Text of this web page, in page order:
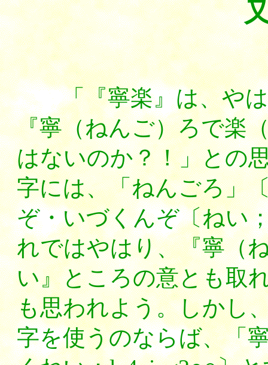
「『寧楽』は、やは
『寧（ねんご）ろで楽
はないのか？！」との
字には、「ねんごろ」
ぞ・いづくんぞ〔ねい
れではやはり、『寧（
い』ところの意とも取
も思われよう。しかし
字を使うのならば、「